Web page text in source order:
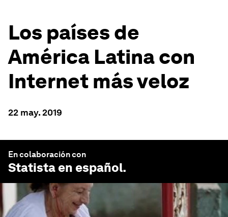
Los países de
América Latina con
Internet más veloz
22 may. 2019
En colaboración con
Statista en español.